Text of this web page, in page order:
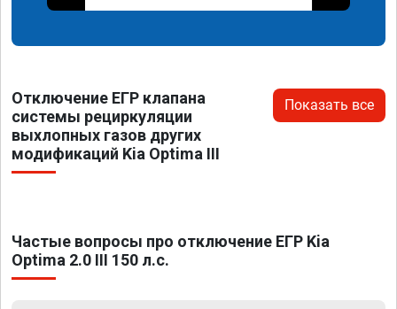
Отключение ЕГР клапана
системы рециркуляции
выхлопных газов других
модификаций Kia Optima III
Показать все
Частые вопросы про отключение ЕГР Kia
Optima 2.0 III 150 л.с.